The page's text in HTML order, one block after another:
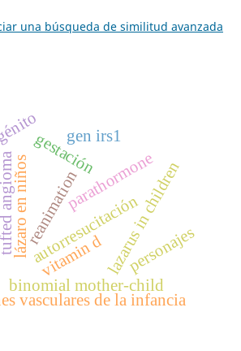
una búsqueda de similitud avanzada
autorresucitación
lázaro en niños lazarus in children
reanimation
gestación
vitamin d
parathormone
binomial mother-child
personajes
vasculares de la infancia
tufted angioma
gen irs1